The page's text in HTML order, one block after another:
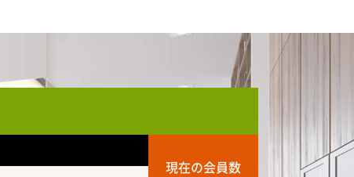
現在の会員数